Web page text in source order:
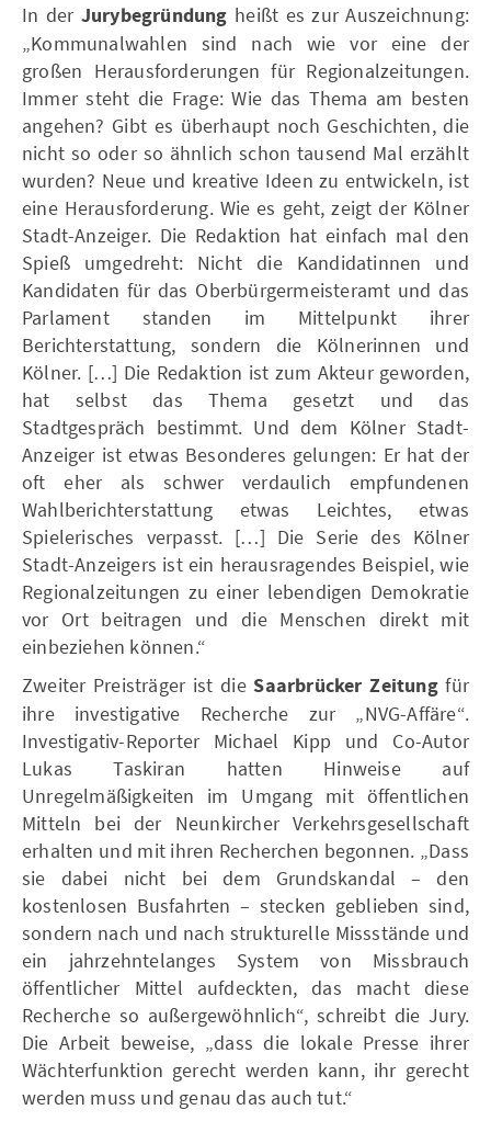
In der Jurybegründung heißt es zur Auszeichnung:
„Kommunalwahlen sind nach wie vor eine der
großen Herausforderungen für Regionalzeitungen.
Immer steht die Frage: Wie das Thema am besten
angehen? Gibt es überhaupt noch Geschichten, die
nicht so oder so ähnlich schon tausend Mal erzählt
wurden? Neue und kreative Ideen zu entwickeln, ist
eine Herausforderung. Wie es geht, zeigt der Kölner
Stadt-Anzeiger. Die Redaktion hat einfach mal den
Spieß umgedreht: Nicht die Kandidatinnen und
Kandidaten für das Oberbürgermeisteramt und das
Parlament standen im Mittelpunkt ihrer
Berichterstattung, sondern die Kölnerinnen und
Kölner. […] Die Redaktion ist zum Akteur geworden,
hat selbst das Thema gesetzt und das
Stadtgespräch bestimmt. Und dem Kölner Stadt-
Anzeiger ist etwas Besonderes gelungen: Er hat der
oft eher als schwer verdaulich empfundenen
Wahlberichterstattung etwas Leichtes, etwas
Spielerisches verpasst. […] Die Serie des Kölner
Stadt-Anzeigers ist ein herausragendes Beispiel, wie
Regionalzeitungen zu einer lebendigen Demokratie
vor Ort beitragen und die Menschen direkt mit
einbeziehen können.“
Zweiter Preisträger ist die Saarbrücker Zeitungfür
ihre investigative Recherche zur „NVG-Affäre“.
Investigativ-Reporter Michael Kipp und Co-Autor
Lukas Taskiran hatten Hinweise auf
Unregelmäßigkeiten im Umgang mit öffentlichen
Mitteln bei der Neunkircher Verkehrsgesellschaft
erhalten und mit ihren Recherchen begonnen. „Dass
sie dabei nicht bei dem Grundskandal – den
kostenlosen Busfahrten – stecken geblieben sind,
sondern nach und nach strukturelle Missstände und
ein jahrzehntelanges System von Missbrauch
öffentlicher Mittel aufdeckten, das macht diese
Recherche so außergewöhnlich“, schreibt die Jury.
Die Arbeit beweise, „dass die lokale Presse ihrer
Wächterfunktion gerecht werden kann, ihr gerecht
werden muss und genau das auch tut.“